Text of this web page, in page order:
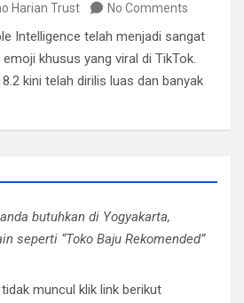
Harian Trust No Comments
Intelligence telah menjadi sangat
khusus yang viral di TikTok.
kini telah dirilis luas dan banyak
butuhkan di Yogyakarta,
seperti “Toko Baju Rekomended”
muncul klik link berikut